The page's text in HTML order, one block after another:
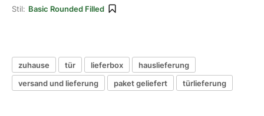
Stil: Basic Rounded Filled
zuhause tür lieferbox
hauslieferung
versand und lieferung
paket geliefert türlieferung